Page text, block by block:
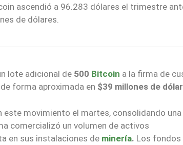
ascendió a 96.283 dólares el trimestre
de dólares.
lote adicional de 500 Bitcoin a la firma de
forma aproximada en $39 millones de
movimiento el martes, consolidando una
comercializó un volumen de activos
en sus instalaciones de minería. Los fondos